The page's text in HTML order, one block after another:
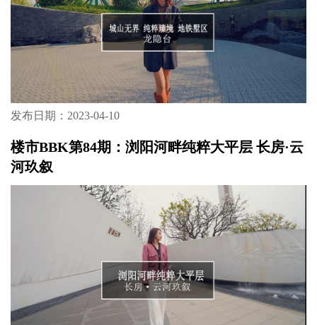
发布日期：2023-04-10
楼市BBK第84期：浏阳河畔纯粹大平层 长房·云
河玖叙